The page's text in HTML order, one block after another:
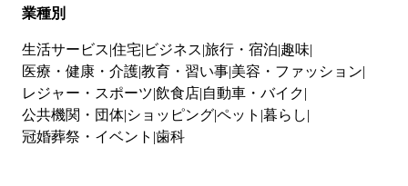
業種別
生活サービス 住宅 ビジネス 旅行・宿泊 趣味
医療・健康・介護教育・習い事 美容・ファッション
レジャー・スポーツ 飲食店 自動車・バイク
公共機関・団体 ショッピングペット 暮らし
冠婚葬祭・イベント 歯科